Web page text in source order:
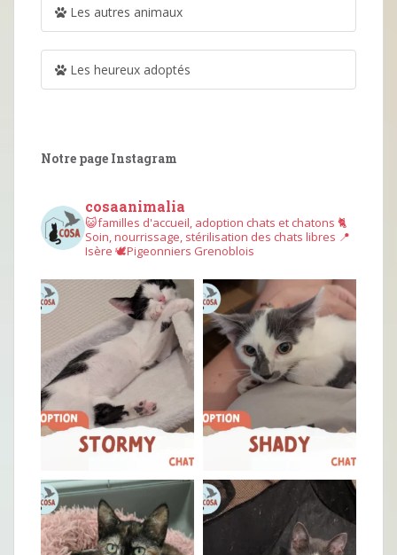
Les autres animaux
Les heureux adoptés
Notre page Instagram
cosaanimalia
😺familles d'accueil, adoption chats et chatons 🐈
Soin, nourrissage, stérilisation des chats libres 📍
Isère 🕊︎Pigeonniers Grenoblois